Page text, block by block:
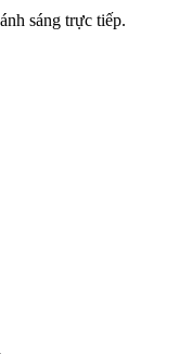
sáng trực tiếp.